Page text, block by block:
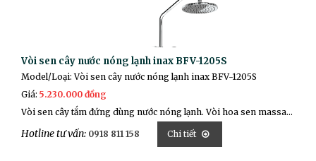
Vòi sen cây nước nóng lạnh inax BFV-1205S
Model/Loại: Vòi sen cây nước nóng lạnh inax BFV-1205S
Giá: 5.230.000 đồng
Vòi sen cây tắm đứng dùng nước nóng lạnh. Vòi hoa sen massage xi mạ sáng bóng. Chất liệu đồng thau nguyên chất, bề mặt xi mạ Ni+Cr sáng bóng. Van lõi bằng đá Ceramic chống mài mòn. Thuộc loại vòi sen cây tắm đứng dùng 2 nguồn nước Nóng - Lạnh có đầu răng tiêu chuẩn Ø21 phù hợp cho kỹ thuật lắp đặt tại Việt Nam. Vòi sen được đúc nguyên khối từ đồng thau không chứa kim loại nặng gây hại cho sức khỏe người sử dụng
Hotline tư vấn: 0918 811 158 Chi tiết